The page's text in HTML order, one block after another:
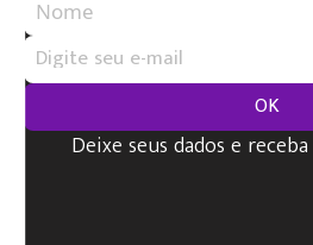
OK
Deixe seus dados e